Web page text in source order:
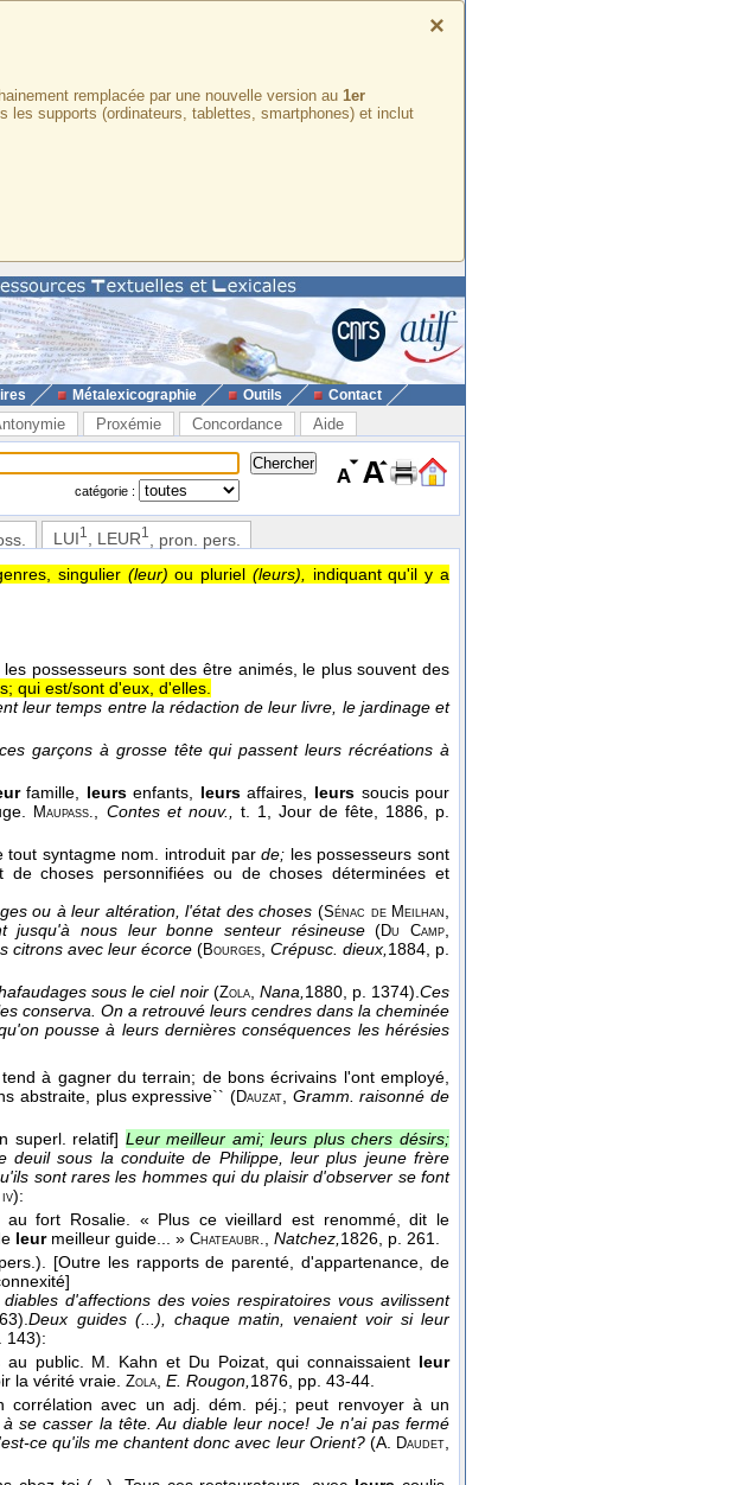
×
remplacée par une nouvelle version au 1er
les supports (ordinateurs, tablettes, smartphones) et inclut
Métalexicographie Outils Contact
Proxémie Concordance Aide
catégorie :
LUI1, LEUR1
, pron. pers.
singulier (leur)ou pluriel (leurs), indiquant qu'il y a
possesseurs sont des être animés, le plus souvent des
qui est/sont d'eux, d'elles.
leur temps entre la rédaction de leur livre, le jardinage et
garçons à grosse tête qui passent leurs récréations à
famille, leursenfants, leursaffaires, leurs soucis pour
Maupass., Contes et nouv., t. 1, Jour de fête, 1886, p.
tout syntagme nom. introduit parde; les possesseurs sont
de choses personnifiées ou de choses déterminées et
ou à leur altération, l'état des choses (Sénac de Meilhan,
jusqu'à nous leur bonne senteur résineuse(Du Camp,
citrons avec leur écorce (Bourges, Crépusc. dieux,1884, p.
sous le ciel noir (Zola, Nana,1880, p. 1374).Ces
conserva. On a retrouvé leurs cendres dans la cheminée
pousse à leurs dernières conséquences les hérésies
à gagner du terrain; de bons écrivains l'ont employé,
abstraite, plus expressive`` (Dauzat, Gramm. raisonné de
superl. relatif] Leur meilleur ami; leurs plus chers désirs;
deuil sous la conduite de Philippe, leur plus jeune frère
sont rares les hommes qui du plaisir d'observer se font
iv):
fort Rosalie. « Plus ce vieillard est renommé, dit le
leur meilleur guide... » Chateaubr., Natchez,1826, p. 261.
[Outre les rapports de parenté, d'appartenance, de
diables d'affections des voies respiratoires vous avilissent
Deux guides (...), chaque matin, venaient voir si leur
143):
public. M. Kahn et Du Poizat, qui connaissaient leur
la vérité vraie. Zola, E. Rougon,1876, pp. 43-44.
avec un adj. dém. péj.; peut renvoyer à un
à se casser la tête. Au diable leur noce! Je n'ai pas fermé
ce qu'ils me chantent donc avec leur Orient? (A. Daudet,